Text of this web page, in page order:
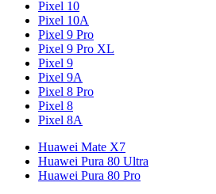
Pixel 10
Pixel 10A
Pixel 9 Pro
Pixel 9 Pro XL
Pixel 9
Pixel 9A
Pixel 8 Pro
Pixel 8
Pixel 8A
Huawei Mate X7
Huawei Pura 80 Ultra
Huawei Pura 80 Pro